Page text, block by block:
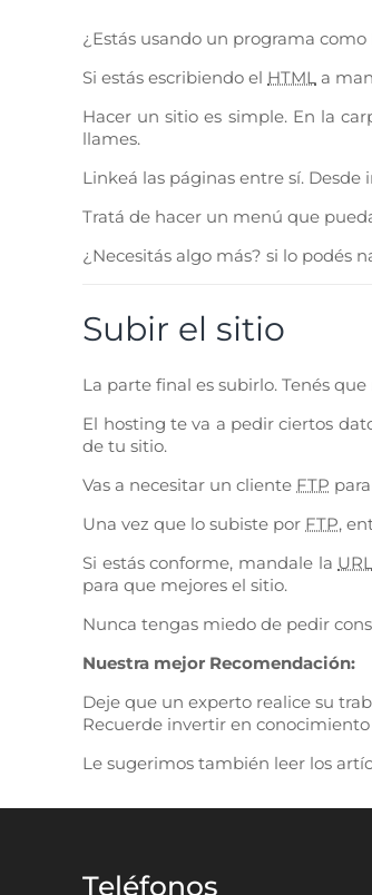
¿Estás usando un programa
Si estás escribiendo el HTML a
Hacer un sitio es simple. En la
llames.
Linkeá las páginas entre sí. Desde
Tratá de hacer un menú que
¿Necesitás algo más? si lo podés
Subir el sitio
La parte final es subirlo. Tenés
El hosting te va a pedir ciertos
de tu sitio.
Vas a necesitar un cliente FTP
Una vez que lo subiste por FTP,
Si estás conforme, mandale la URL
para que mejores el sitio.
Nunca tengas miedo de pedir
Nuestra mejor Recomendación:
Deje que un experto realice su
Recuerde invertir en
Le sugerimos también leer los
Teléfonos